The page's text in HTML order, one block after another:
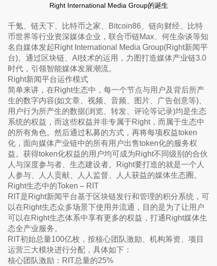
Right International Media Group的诞生
千氪、链天下、比特币之家、Bitcoin86、链向财经、比特
币世界等行业资深媒体企业，联合币链Max、何生杂谈等知
名自媒体发起Right International Media Group(Right新闻平
台)。通过区块链、AI技术的运用，力图打造媒体产业链3.0
时代，引领智能媒体发展潮流。
Right新闻平台运作模式
简单来讲，在Right生态中，每一个节点与用户及背后所产
生的数字内容(如文章、视频、音频、图片、广告创意等)、
用户行为所产生的数据(浏览、转发、评论等记录)均是生态
系统的权益，而这些权益并非专属于Right，而属于生态中
的所有角色。然后通过私募的方式，再将每项权益token
化，面向媒体产业链中的所有用户出售token化的服务权
益。获得token化权益的用户均可成为Right不同级别的合伙
人与深度参与者、生态建设者。Right要打造的就是一个人
人参与、人人贡献、人人监督、人人获益的媒体生态圈。
Right生态中的Token – RIT
RIT是Right新闻平台基于区块链发行和管理的积分系统，可
以在Right生态众多场景下使用并流通，目的是为了让用户
可以在Right生态体系中享有更多的权益，打通Right媒体生
态全产业服务。
RIT初始总量100亿枚，按核心团队激励、机构筹资、项目
运营三大模块进行分配，具体如下：
核心团队激励：RIT总量的25%